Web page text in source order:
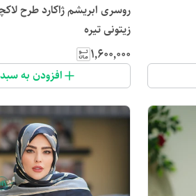
روسری ابریشم ژاکارد طرح
زیتونی تیره
۱٬۶۰۰٬۰۰۰
افزودن به سبد